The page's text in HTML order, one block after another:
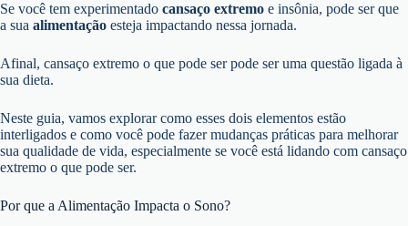
Se você tem experimentado cansaço extremo e insônia, pode ser que
a sua alimentação esteja impactando nessa jornada.
Afinal, cansaço extremo o que pode ser pode ser uma questão ligada à
sua dieta.
Neste guia, vamos explorar como esses dois elementos estão
interligados e como você pode fazer mudanças práticas para melhorar
sua qualidade de vida, especialmente se você está lidando com cansaço
extremo o que pode ser.
Por que a Alimentação Impacta o Sono?